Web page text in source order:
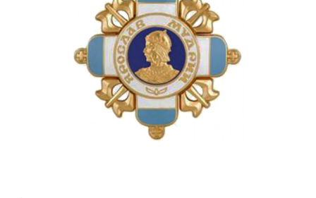
СТРУКТУРА
Президія НАН України
Апарат Президії
Секція фізико-технічних і математичних